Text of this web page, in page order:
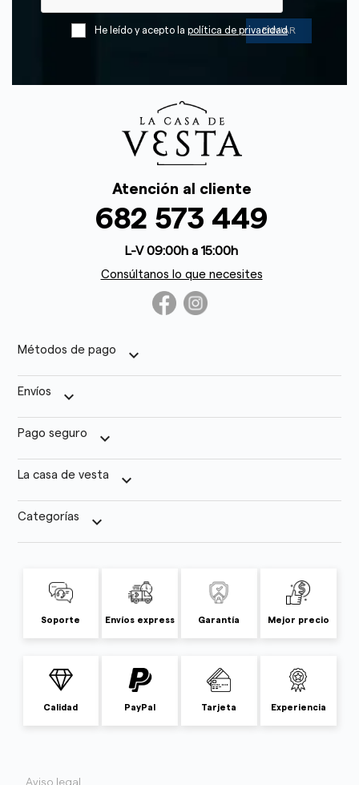
He leído y acepto la política de privacidad
Atención al cliente
682 573 449
L-V 09:00h a 15:00h
Consúltanos lo que necesites
Métodos de pago keyboard_arrow_down
Envíos keyboard_arrow_down
Pago seguro keyboard_arrow_down
La casa de vesta keyboard_arrow_down
Categorías keyboard_arrow_down
Soporte Envíos express Garantía Mejor precio
Calidad PayPal Tarjeta Experiencia
Aviso legal